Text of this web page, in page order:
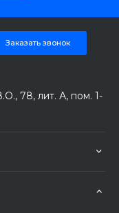
Заказать звонок
78, лит. А, пом. 1-